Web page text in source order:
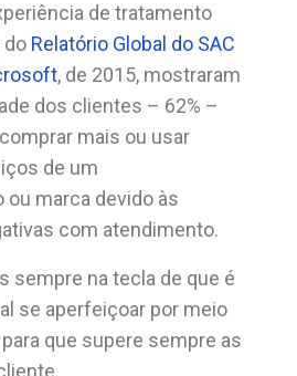
de tratamento
do Relatório Global do SAC
, de 2015, mostraram
dos clientes – 62% –
mais ou usar
de um
marca devido às
com atendimento.
sempre na tecla de que é
se aperfeiçoar por meio
para que supere sempre as